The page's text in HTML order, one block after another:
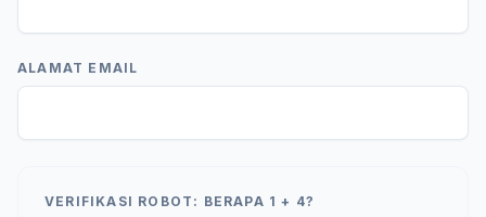
ALAMAT EMAIL
VERIFIKASI ROBOT: BERAPA 1 + 4?